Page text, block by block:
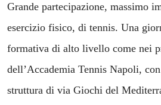
Grande partecipazione,
studio, di esercizio fisico, di
esperienza formativa di alto
programmi nazionali
Napoli, con lo staff tecnico